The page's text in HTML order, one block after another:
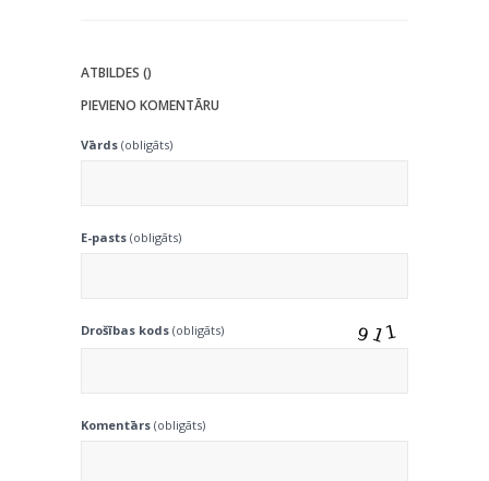
ATBILDES ()
PIEVIENO KOMENTĀRU
Vārds (obligāts)
E-pasts (obligāts)
Drošības kods (obligāts)
Komentārs (obligāts)